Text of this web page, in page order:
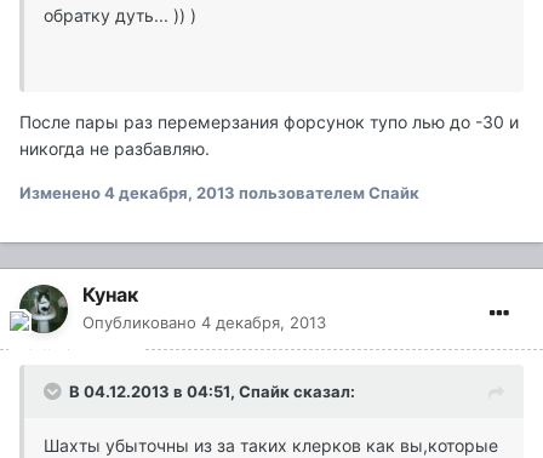
обратку дуть... )) )
После пары раз перемерзания форсунок тупо лью до -30 и
никогда не разбавляю.
Изменено4 декабря, 2013 пользователем Спайк
Кунак
Опубликовано 4 декабря, 2013
В 04.12.2013 в 04:51, Спайк сказал:
Шахты убыточны из за таких клерков как вы,которые